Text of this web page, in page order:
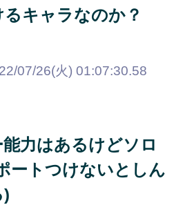
キャラなのか？
07/26(火) 01:07:30.58
力はあるけどソロ
ートつけないとしん
)